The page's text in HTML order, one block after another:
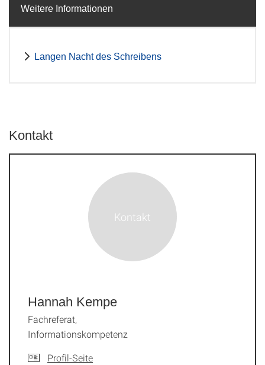
Weitere Informationen
Langen Nacht des Schreibens
Kontakt
Hannah Kempe
Fachreferat,
Informationskompetenz
Profil-Seite